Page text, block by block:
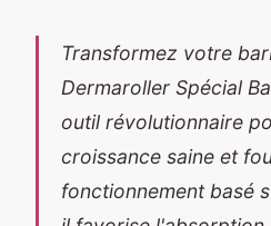
Transformez votre
Dermaroller Spécial
outil révolutionnaire
croissance saine et
fonctionnement basé